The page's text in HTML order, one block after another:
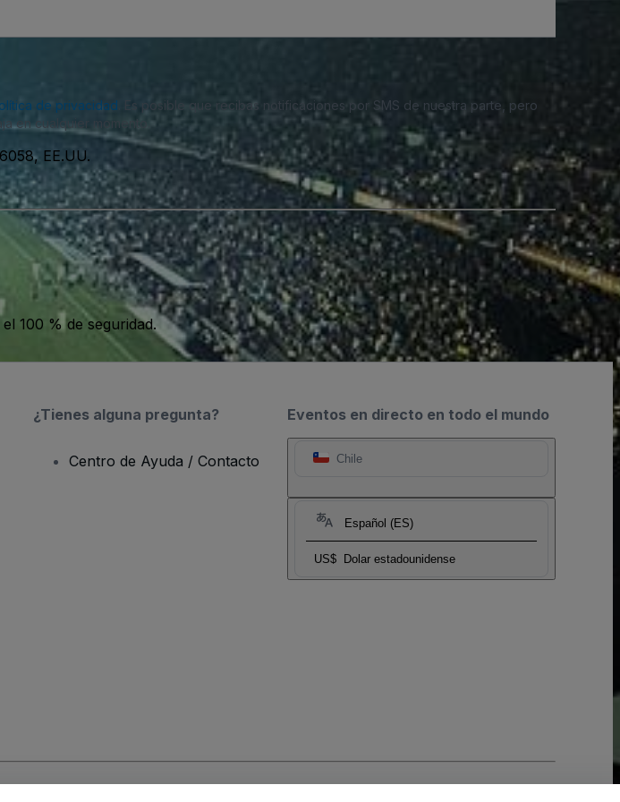
de privacidad . Es posible que recibas notificaciones por SMS de nuestra parte, pero
en cualquier momento.
EE.UU.
100 % de seguridad.
Eventos en directo en todo el mundo
Chile
Español (ES)
US$ Dolar estadounidense
¿Tienes alguna pregunta?
Centro de Ayuda / Contacto